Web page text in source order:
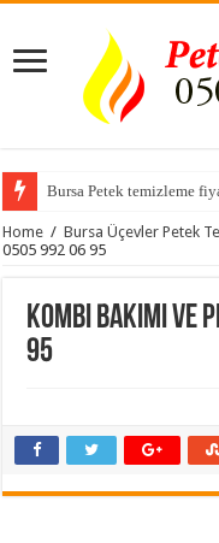
Bursa Petek temizleme
Home / Bursa Üçevler Petek
0505 992 06 95
kombi bakımı
95